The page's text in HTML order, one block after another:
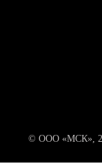
© ООО «МСК»,